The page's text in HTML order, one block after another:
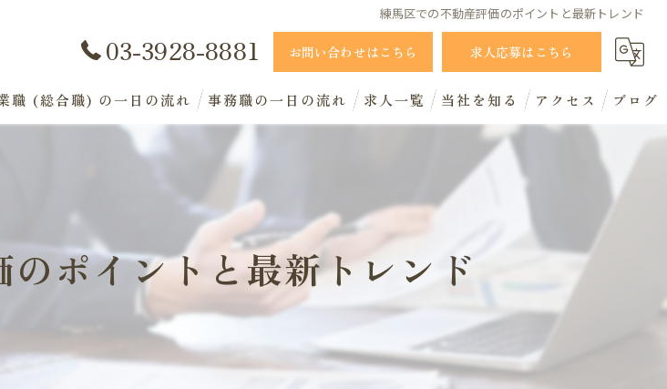
練馬区での不動産評価のポイントと最新トレンド
03-3928-8881 お問い合わせはこちら 求人応募はこちら
職 (総合職) の一日の流れ 事務職の一日の流れ 求人一覧 当社を知る
新卒
完全週休2日制
働きやすさ
アクセス ブログ
コラム
ポイントと最新トレンド